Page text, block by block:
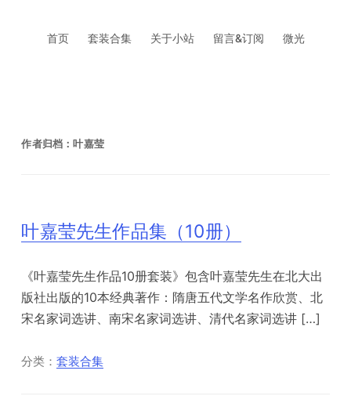
首页 套装合集 关于小站 留言&订阅 微光
作者归档：叶嘉莹
叶嘉莹先生作品集（10册）
《叶嘉莹先生作品10册套装》包含叶嘉莹先生在北大出
版社出版的10本经典著作：隋唐五代文学名作欣赏、北
宋名家词选讲、南宋名家词选讲、清代名家词选讲 […]
分类：套装合集